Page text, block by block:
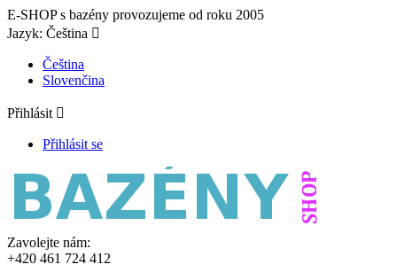
E-SHOP s bazény provozujeme od roku 2005
Jazyk: Čeština 
Čeština
Slovenčina
Přihlásit 
Přihlásit se
Zavolejte nám:
+420 461 724 412